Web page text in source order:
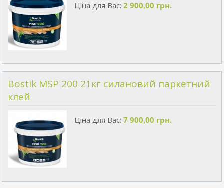
Ціна для Вас: 2 900,00 грн.
Bostik MSP 200 21кг силановий паркетний
клей
Ціна для Вас: 7 900,00 грн.